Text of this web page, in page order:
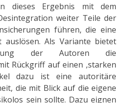
dieses Ergebnis mit dem
weiter Teile der
führen, die eine
auslösen. Als Variante bietet
der Autoren die
Rückgriff auf einen ‚starken
dazu ist eine autoritäre
die mit Blick auf die eigene
sein sollte. Dazu eignen